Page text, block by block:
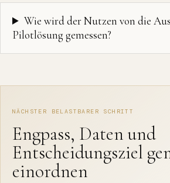
Wie wird der Nutzen von die
Pilotlösung gemessen?
NÄCHSTER BELASTBARER SCHRITT
Engpass, Daten und
Entscheidungsziel
einordnen